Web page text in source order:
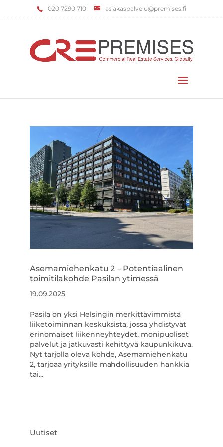
‌020 7290 710 asiakaspalvelu@premises.fi
Asemamiehenkatu 2 – Potentiaalinen
toimitilakohde Pasilan ytimessä
19.09.2025
Pasila on yksi Helsingin merkittävimmistä
liiketoiminnan keskuksista, jossa yhdistyvät
erinomaiset liikenneyhteydet, monipuoliset
palvelut ja jatkuvasti kehittyvä kaupunkikuva.
Nyt tarjolla oleva kohde, Asemamiehenkatu
2, tarjoaa yrityksille mahdollisuuden hankkia
tai...
Uutiset